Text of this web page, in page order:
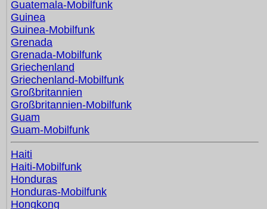
Guatemala-Mobilfunk
Guinea
Guinea-Mobilfunk
Grenada
Grenada-Mobilfunk
Griechenland
Griechenland-Mobilfunk
Großbritannien
Großbritannien-Mobilfunk
Guam
Guam-Mobilfunk
Haiti
Haiti-Mobilfunk
Honduras
Honduras-Mobilfunk
Hongkong